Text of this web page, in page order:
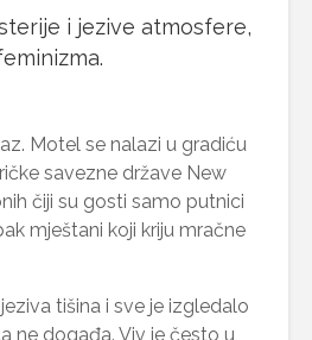
i jezive atmosfere,
Motel se nalazi u gradiću
savezne države New
čiji su gosti samo putnici
mještani koji kriju mračne
tišina i sve je izgledalo
ne događa. Viv je često u